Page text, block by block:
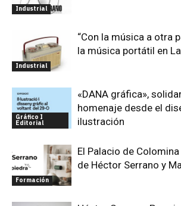
Industrial
Industrial
“Con la música a otra
la música portátil en
Gráfico I
Editorial
«DANA gráfica»,
homenaje desde el
ilustración
Formación
El Palacio de
de Héctor Serrano y